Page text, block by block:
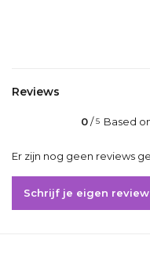
Reviews
0/5 Based
Er zijn nog geen reviews
Schrijf je eigen review